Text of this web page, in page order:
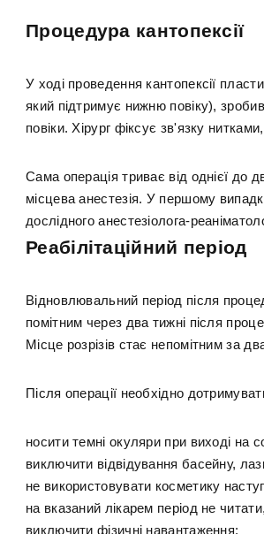
Процедура кантопексії
У ході проведення кантопексії
який підтримує нижню повіку),
повіки. Хірург фіксує зв'язку
Сама операція триває від однієї до
місцева анестезія. У першому
дослідного анестезіолога-
Реабілітаційний період
Відновлювальний період після
помітним через два тижні після
Місце розрізів стає непомітним за
Після операції необхідно
носити темні окуляри при виході на
виключити відвідування басейну,
не використовувати косметику
на вказаний лікарем період не
виключити фізичні навантаження;